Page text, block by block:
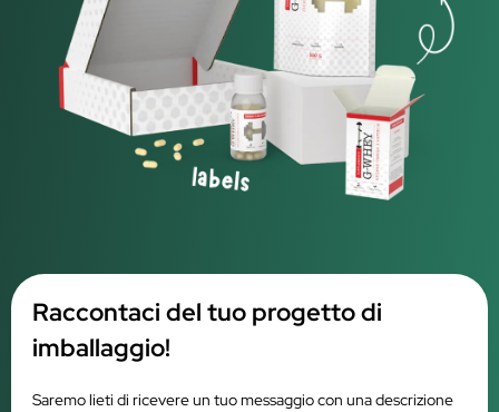
Raccontaci del tuo progetto di
imballaggio!
Saremo lieti di ricevere un tuo messaggio con una descrizione